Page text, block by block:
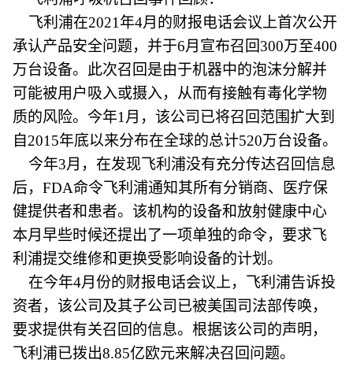
飞利浦在2021年4月的财报电话会议上首次公开
承认产品安全问题，并于6月宣布召回300万至400
万台设备。此次召回是由于机器中的泡沫分解并
可能被用户吸入或摄入，从而有接触有毒化学物
质的风险。今年1月，该公司已将召回范围扩大到
自2015年底以来分布在全球的总计520万台设备。
今年3月，在发现飞利浦没有充分传达召回信息
后，FDA命令飞利浦通知其所有分销商、医疗保
健提供者和患者。该机构的设备和放射健康中心
本月早些时候还提出了一项单独的命令，要求飞
利浦提交维修和更换受影响设备的计划。
在今年4月份的财报电话会议上，飞利浦告诉投
资者，该公司及其子公司已被美国司法部传唤，
要求提供有关召回的信息。根据该公司的声明，
飞利浦已拨出8.85亿欧元来解决召回问题。